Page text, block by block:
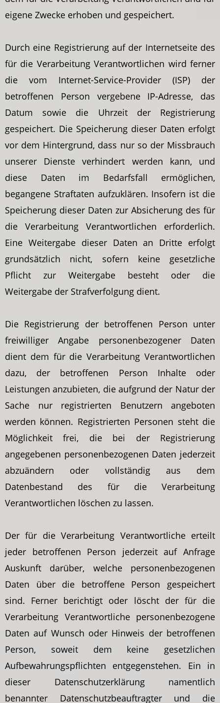
eigene Zwecke erhoben und gespeichert.
Durch eine Registrierung auf der Internetseite des
für die Verarbeitung Verantwortlichen wird ferner
die vom Internet-Service-Provider (ISP) der
betroffenen Person vergebene IP-Adresse, das
Datum sowie die Uhrzeit der Registrierung
gespeichert. Die Speicherung dieser Daten erfolgt
vor dem Hintergrund, dass nur so der Missbrauch
unserer Dienste verhindert werden kann, und
diese Daten im Bedarfsfall ermöglichen,
begangene Straftaten aufzuklären. Insofern ist die
Speicherung dieser Daten zur Absicherung des für
die Verarbeitung Verantwortlichen erforderlich.
Eine Weitergabe dieser Daten an Dritte erfolgt
grundsätzlich nicht, sofern keine gesetzliche
Pflicht zur Weitergabe besteht oder die
Weitergabe der Strafverfolgung dient.
Die Registrierung der betroffenen Person unter
freiwilliger Angabe personenbezogener Daten
dient dem für die Verarbeitung Verantwortlichen
dazu, der betroffenen Person Inhalte oder
Leistungen anzubieten, die aufgrund der Natur der
Sache nur registrierten Benutzern angeboten
werden können. Registrierten Personen steht die
Möglichkeit frei, die bei der Registrierung
angegebenen personenbezogenen Daten jederzeit
abzuändern oder vollständig aus dem
Datenbestand des für die Verarbeitung
Verantwortlichen löschen zu lassen.
Der für die Verarbeitung Verantwortliche erteilt
jeder betroffenen Person jederzeit auf Anfrage
Auskunft darüber, welche personenbezogenen
Daten über die betroffene Person gespeichert
sind. Ferner berichtigt oder löscht der für die
Verarbeitung Verantwortliche personenbezogene
Daten auf Wunsch oder Hinweis der betroffenen
Person, soweit dem keine gesetzlichen
Aufbewahrungspflichten entgegenstehen. Ein in
dieser Datenschutzerklärung namentlich
benannter Datenschutzbeauftragter und die